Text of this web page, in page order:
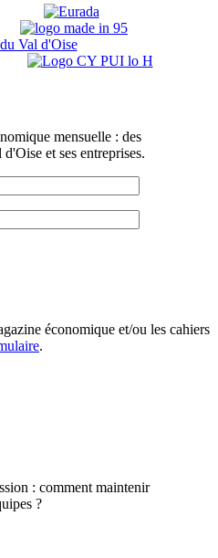
mensuelle : des
et ses entreprises.
économique et/ou les cahiers
.
: comment maintenir
?